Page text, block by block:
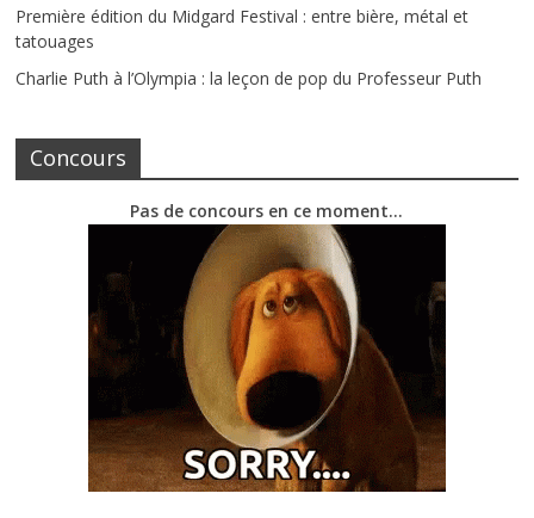
Première édition du Midgard Festival : entre bière, métal et
tatouages
Charlie Puth à l’Olympia : la leçon de pop du Professeur Puth
Concours
Pas de concours en ce moment…